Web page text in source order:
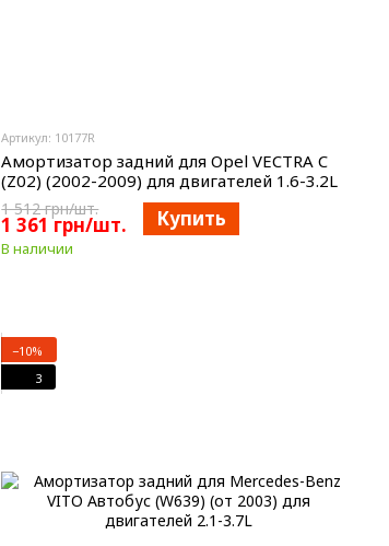
Артикул: 10177R
Амортизатор задний для Opel VECTRA C
(Z02) (2002-2009) для двигателей 1.6-3.2L
1 512 грн/шт.
1 361 грн/шт. Купить
В наличии
−10%
3